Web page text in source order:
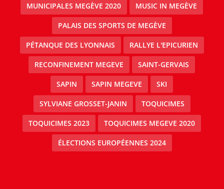
MUNICIPALES MEGÈVE 2020 MUSIC IN MEGÈVE
PALAIS DES SPORTS DE MEGÈVE
PÉTANQUE DES LYONNAIS RALLYE L'EPICURIEN
RECONFINEMENT MEGEVE SAINT-GERVAIS
SAPIN SAPIN MEGEVE SKI
SYLVIANE GROSSET-JANIN TOQUICIMES
TOQUICIMES 2023 TOQUICIMES MEGEVE 2020
ÉLECTIONS EUROPÉENNES 2024